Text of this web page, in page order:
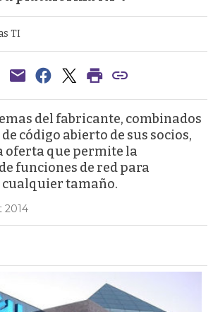
TI
del fabricante, combinados
código abierto de sus socios,
oferta que permite la
funciones de red para
cualquier tamaño.
2014